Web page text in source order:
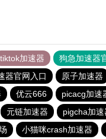
tiktok加速器 狗急加速器
器官网入口 原子加速器
优云666 picacg加速
元链加速器 pigcha加速
小猫咪crash加速器